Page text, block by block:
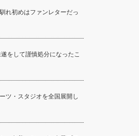
れ初めはファンレターだっ
をして謹慎処分になったこ
ツ・スタジオを全国展開し